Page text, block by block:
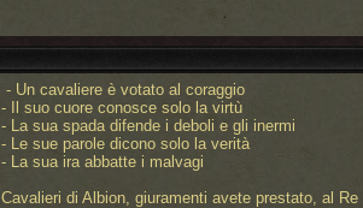
- Un cavaliere è votato al coraggio
- Il suo cuore conosce solo la virtù
- La sua spada difende i deboli e gli inermi
- Le sue parole dicono solo la verità
- La sua ira abbatte i malvagi
Cavalieri di Albion, giuramenti avete prestato, al